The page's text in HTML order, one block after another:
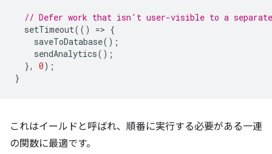
// Defer work that isn't user-visible to a
setTimeout(() => {
saveToDatabase();
sendAnalytics();
},
0);
}
これはイールドと呼ばれ、順番に実行する必要がある一連
の関数に最適です。